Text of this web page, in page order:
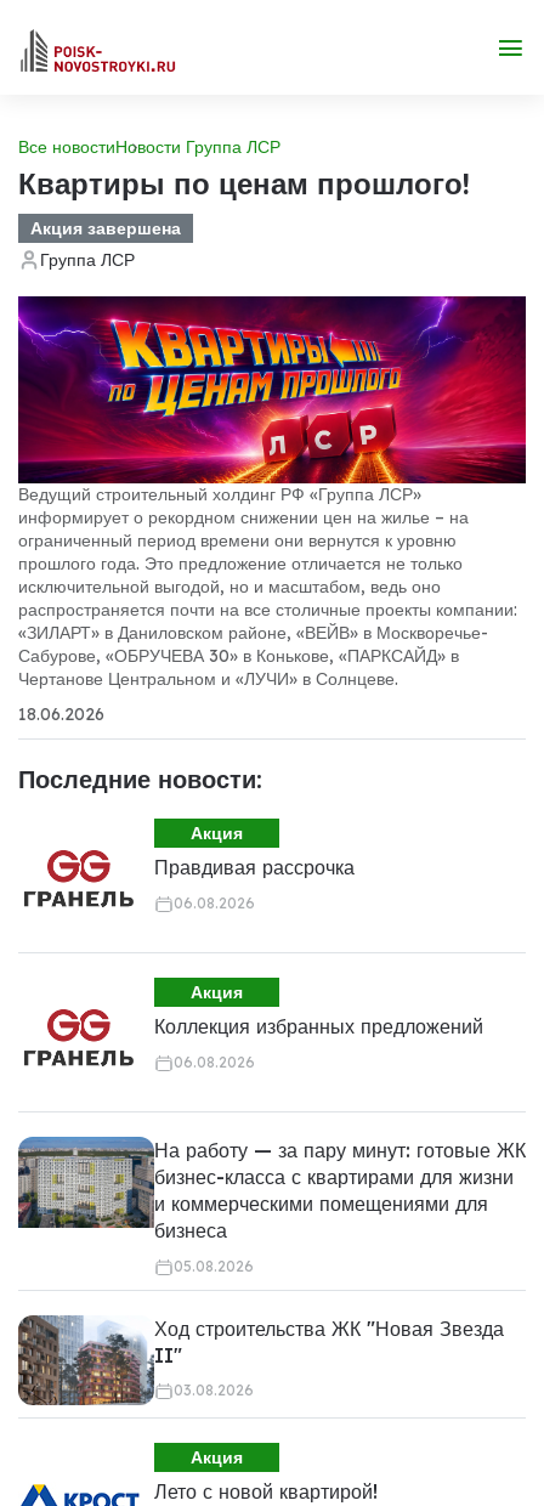
Все новостиНовости Группа ЛСР
Квартиры по ценам прошлого!
Акция завершена
Группа ЛСР
Ведущий строительный холдинг РФ «Группа ЛСР»
информирует о рекордном снижении цен на жилье – на
ограниченный период времени они вернутся к уровню
прошлого года. Это предложение отличается не только
исключительной выгодой, но и масштабом, ведь оно
распространяется почти на все столичные проекты компании:
«ЗИЛАРТ» в Даниловском районе, «ВЕЙВ» в Москворечье-
Сабурове, «ОБРУЧЕВА 30» в Конькове, «ПАРКСАЙД» в
Чертанове Центральном и «ЛУЧИ» в Солнцеве.
18.06.2026
Последние новости:
Акция
Правдивая рассрочка
06.08.2026
Акция
Коллекция избранных предложений
06.08.2026
На работу — за пару минут: готовые ЖК
бизнес-класса с квартирами для жизни
и коммерческими помещениями для
бизнеса
05.08.2026
Ход строительства ЖК "Новая Звезда
II"
03.08.2026
Акция
Лето с новой квартирой!